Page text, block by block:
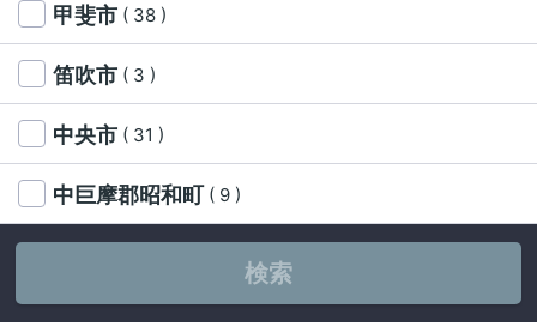
甲斐市 ( 38 )
笛吹市 ( 3 )
中央市 ( 31 )
中巨摩郡昭和町 ( 9 )
検索